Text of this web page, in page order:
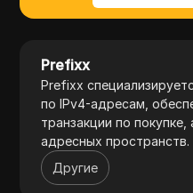
Prefixx
Prefixx
по IPv4-адресам,
транзакции по
адресных
для компаний,
управления IP-
Другие